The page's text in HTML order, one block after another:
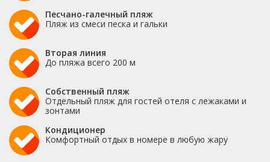
Песчано-галечный пляж
Пляж из смеси песка и гальки
Вторая линия
До пляжа всего 200 м
Собственный пляж
Отдельный пляж для гостей отеля с лежаками и
зонтами
Кондиционер
Комфортный отдых в номере в любую жару